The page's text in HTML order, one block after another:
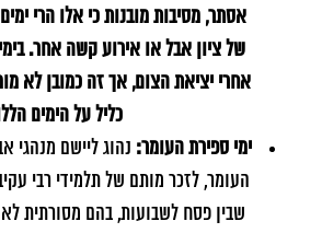
אסתר, מסיבות מובנות כי אלו הרי
של ציון אבל או אירוע קשה אחר.
אחרי יציאת הצום, אך זה כמובן לא
כליל על הימים
ימי ספירת העומר: נהוג ליישם מנהגי
העומר, לזכר מותם של תלמידי רבי
שבין פסח לשבועות, בהם מסורתית לא